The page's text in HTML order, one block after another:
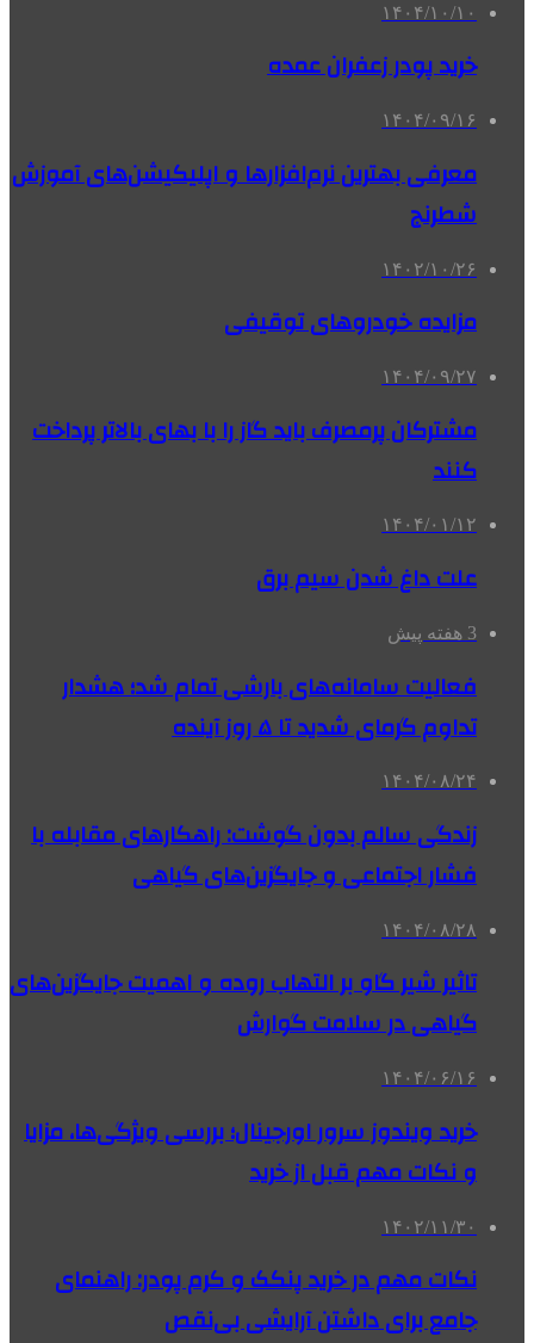
۱۴۰۴/۱۰/۱۰
خرید پودر زعفران عمده
۱۴۰۴/۰۹/۱۶
معرفی بهترین نرم‌افزارها و اپلیکیشن‌های آموزش
شطرنج
۱۴۰۲/۱۰/۲۶
مزایده خودروهای توقیفی
۱۴۰۴/۰۹/۲۷
مشترکان پرمصرف باید گاز را با بهای بالاتر پرداخت
کنند
۱۴۰۴/۰۱/۱۲
علت داغ شدن سیم برق
3 هفته پیش
فعالیت سامانه‌های بارشی تمام شد؛ هشدار
تداوم گرمای شدید تا ۵ روز آینده
۱۴۰۴/۰۸/۲۴
زندگی سالم بدون گوشت: راهکارهای مقابله با
فشار اجتماعی و جایگزین‌های گیاهی
۱۴۰۴/۰۸/۲۸
تاثیر شیر گاو بر التهاب روده و اهمیت جایگزین‌های
گیاهی در سلامت گوارش
۱۴۰۴/۰۶/۱۶
خرید ویندوز سرور اورجینال؛ بررسی ویژگی‌ها، مزایا
و نکات مهم قبل از خرید
۱۴۰۲/۱۱/۳۰
نکات مهم در خرید پنکک و کرم پودر: راهنمای
جامع برای داشتن آرایشی بی‌نقص